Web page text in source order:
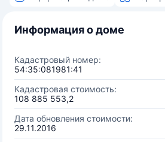
Информация о доме
Кадастровый номер:
54:35:081981:41
Кадастровая стоимость:
108 885 553,2
Дата обновления стоимости:
29.11.2016